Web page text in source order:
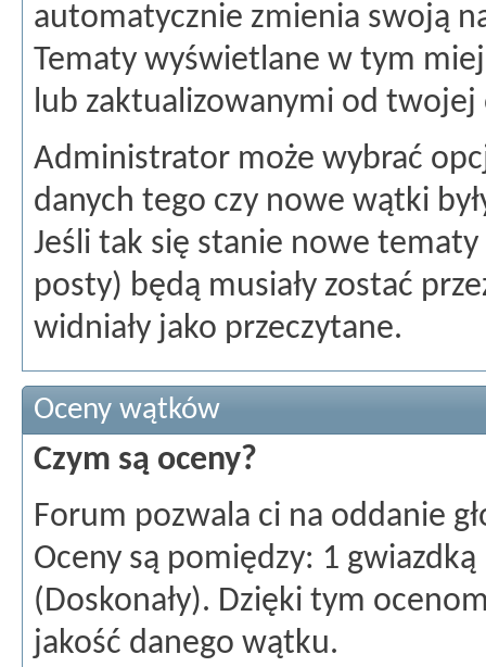
automatycznie zmienia swoją
Tematy wyświetlane w tym
lub zaktualizowanymi od
Administrator może wybrać
danych tego czy nowe wątki
Jeśli tak się stanie nowe
posty) będą musiały zostać
widniały jako przeczytane.
Oceny wątków
Czym są oceny?
Forum pozwala ci na oddanie
Oceny są pomiędzy: 1 gwiazdką
(Doskonały). Dzięki tym
jakość danego wątku.